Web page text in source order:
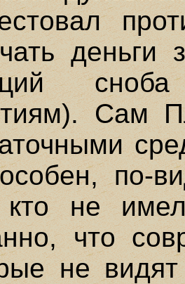
деньги
Сам
по-
кто не
что
не